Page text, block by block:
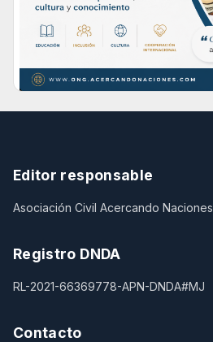
Editor responsable
Asociación Civil Acercando Naciones
Registro DNDA
RL-2021-66369778-APN-DNDA#MJ
Contacto